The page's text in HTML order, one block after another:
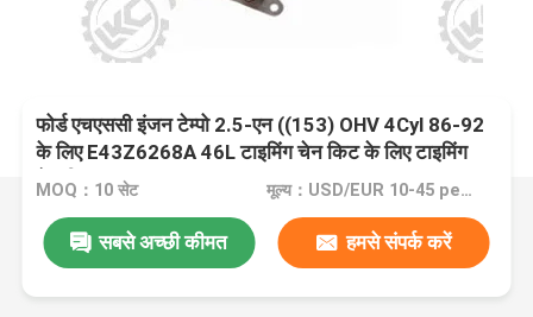
फोर्ड एचएससी इंजन टेम्पो 2.5-एन ((153) OHV 4Cyl 86-92
के लिए E43Z6268A 46L टाइमिंग चेन किट के लिए टाइमिंग
चेन किट
MOQ：10 सेट मूल्य：USD/EUR 10-45 per set
सबसे अच्छी कीमत हमसे संपर्क करें